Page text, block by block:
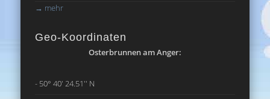
→ mehr
Geo-Koordinaten
Osterbrunnen am Anger:
- 50° 40' 24.51'' N